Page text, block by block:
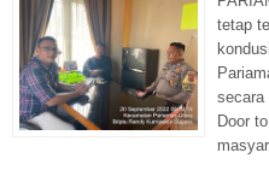
tetap
secara
Door